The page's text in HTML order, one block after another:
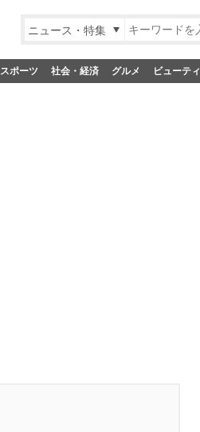
ニュース・特集
スポーツ 社会・経済 グルメ ビューティ